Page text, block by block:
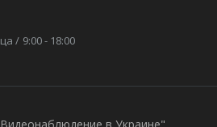
/ 9:00 - 18:00
в Украине"